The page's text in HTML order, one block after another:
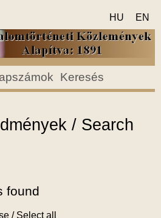
HU EN
Keresés
/ Search
found
/ Select all